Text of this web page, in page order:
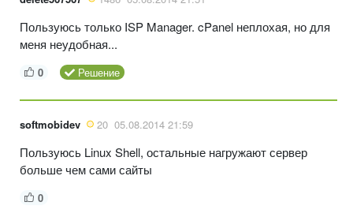
Пользуюсь только ISP Manager. cPanel неплохая, но для
меня неудобная...
0 Решение
softmobidev 20 05.08.2014 21:59
Пользуюсь Linux Shell, остальные нагружают сервер
больше чем сами сайты
0